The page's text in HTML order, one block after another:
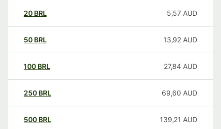
20 BRL 5,57 AUD
50 BRL 13,92 AUD
100 BRL 27,84 AUD
250 BRL 69,60 AUD
500 BRL 139,21 AUD